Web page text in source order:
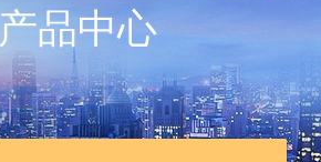
产品中心